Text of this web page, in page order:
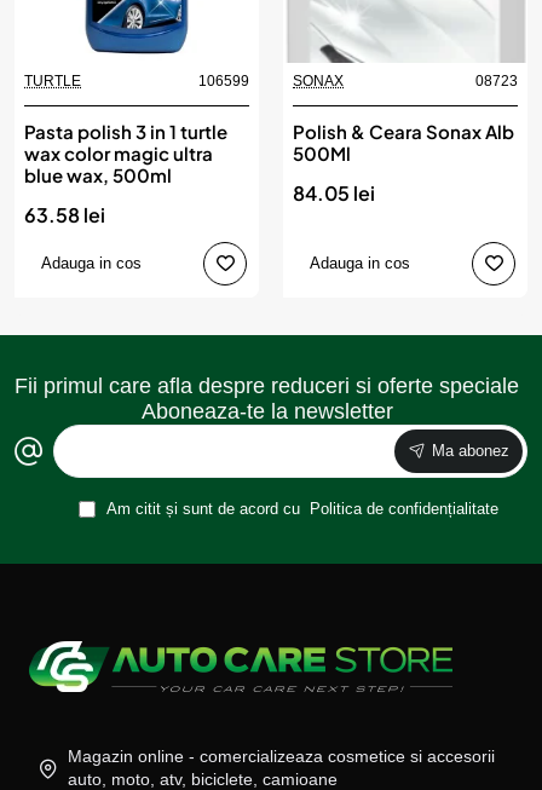
TURTLE 106599
Pasta polish 3 in 1 turtle
wax color magic ultra
blue wax, 500ml
63.58 lei
Adauga in cos
SONAX 08723
Polish & Ceara Sonax Alb
500Ml
84.05 lei
Adauga in cos
Fii primul care afla despre reduceri si oferte speciale
Aboneaza-te la newsletter
Ma abonez
Am citit și sunt de acord cu Politica de confidențialitate
Magazin online - comercializeaza cosmetice si accesorii
auto, moto, atv, biciclete, camioane